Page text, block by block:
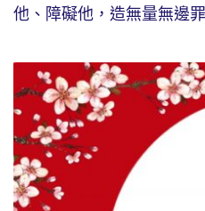
他、障礙他，造無量無邊